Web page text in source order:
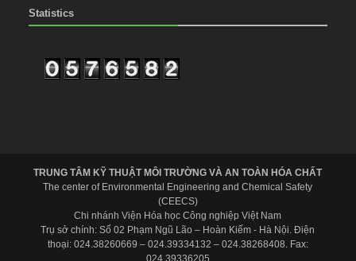
Statistics
TRUNG TÂM KỸ THUẬT MÔI TRƯỜNG VÀ AN TOÀN HÓA CHẤT
The center of Environmental Engineering and Chemical Safety
(CEECS)
Chi nhánh Viện Hóa học Công nghiệp Việt Nam
Trụ sở chính: Số 02 Phạm Ngũ Lão – Hoàn Kiếm - Hà Nội. Điện
thoại: 024.38260669 – 024.39334132 – 024.38268408. Fax: